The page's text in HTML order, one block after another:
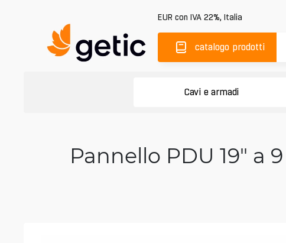
EUR con IVA 22%, Italia
catalogo prodotti
Cavi e armadi
Pannello PDU 19" a